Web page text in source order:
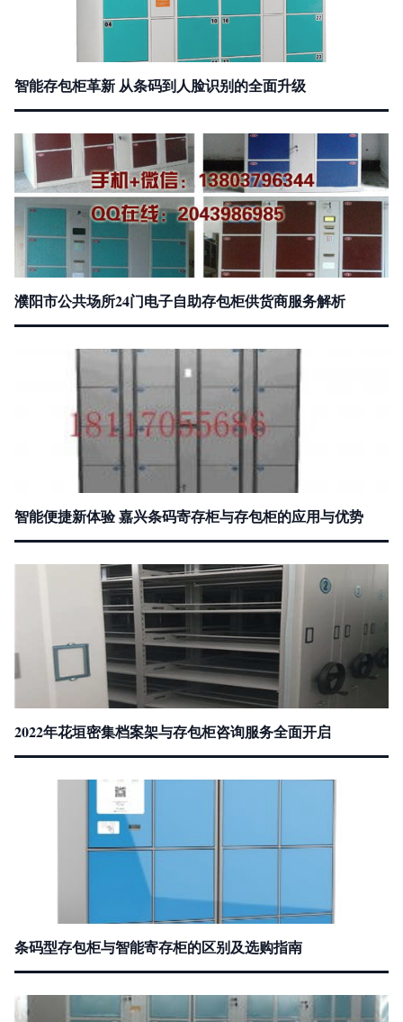
智能存包柜革新 从条码到人脸识别的全面升级
濮阳市公共场所24门电子自助存包柜供货商服务解析
智能便捷新体验 嘉兴条码寄存柜与存包柜的应用与优势
2022年花垣密集档案架与存包柜咨询服务全面开启
条码型存包柜与智能寄存柜的区别及选购指南